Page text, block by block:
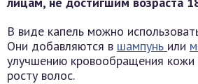
В виде капель можно
Они добавляются в шампунь или
улучшению кровообращения кожи
росту волос.